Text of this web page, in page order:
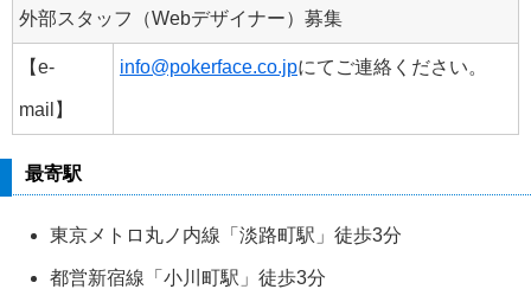
外部スタッフ（Webデザイナー）募集
【e-
mail】
info@pokerface.co.jpにてご連絡ください。
最寄駅
東京メトロ丸ノ内線「淡路町駅」徒歩3分
都営新宿線「小川町駅」徒歩3分